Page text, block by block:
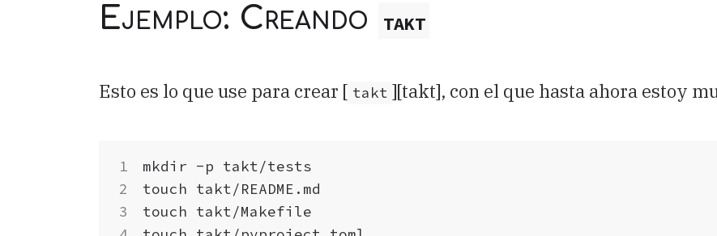
Ejemplo: Creando takt
Esto es lo que use para crear [ takt ][takt], con el que hasta ahora estoy